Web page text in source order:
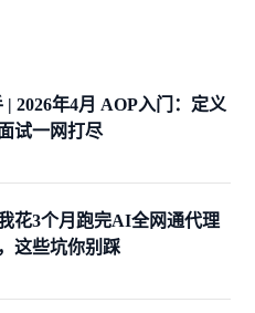
2026年4月 AOP入门：定义
试一网打尽
花3个月跑完AI全网通代理
这些坑你别踩